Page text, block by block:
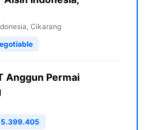
Cikarang
Anggun Permai
5.399.405